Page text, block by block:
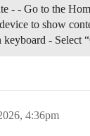
- - Go to the
to show
keyboard - Select
4:36pm